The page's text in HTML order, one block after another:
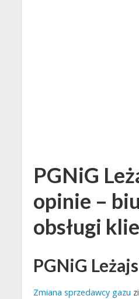
PGNiG
opinie –
obsługi
PGNiG
Zmiana sprzedawcy gazu